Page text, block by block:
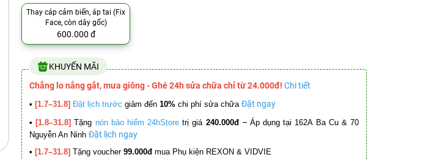
Thay cáp cảm biến, áp tai (Fix
Face, còn dây gốc)
600.000 đ
KHUYẾN MÃI
Chẳng lo nắng gắt, mưa giông - Ghé 24h sửa chữa chỉ từ 24.000đ! Chi tiết
• [1.7–31.8] Đặt lịch trước giảm đến 10% chi phí sửa chữa Đặt ngay
• [1.8–31.8] Tặng nón bảo hiểm 24hStore trị giá 240.000đ – Áp dụng tại 162A Ba Cu & 70
Nguyễn An Ninh Đặt lịch ngay
• [1.7–31.8] Tặng voucher 99.000đ mua Phụ kiện REXON & VIDVIE